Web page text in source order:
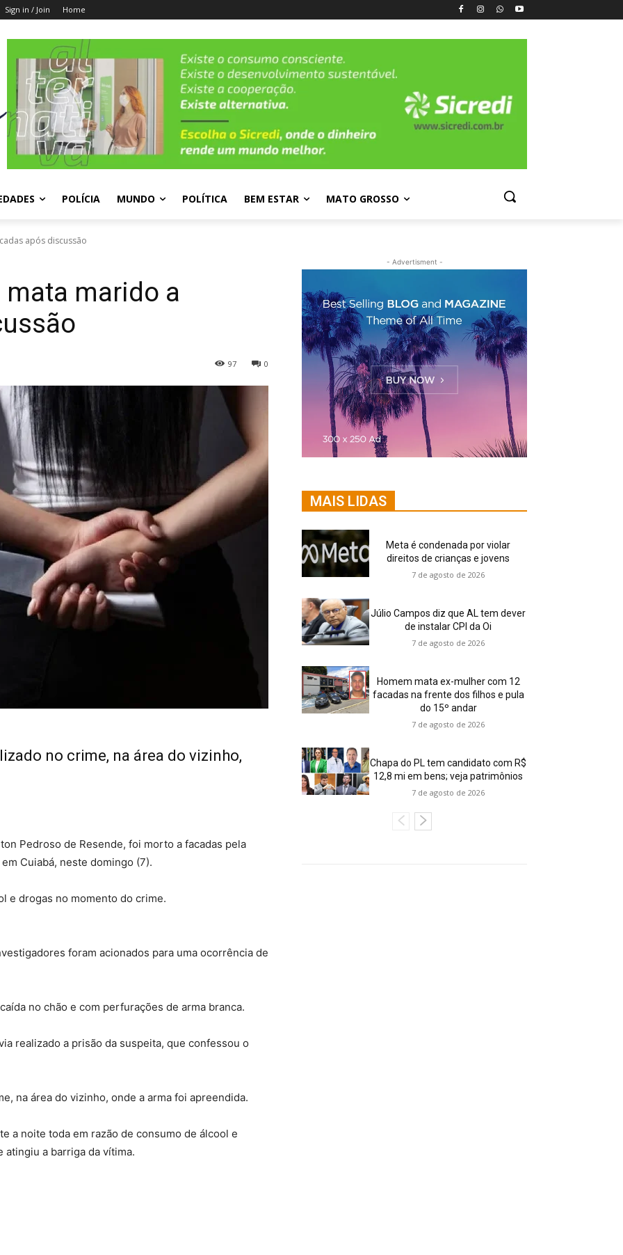
Sign in / Join Home
POLÍCIA MUNDO POLÍTICA BEM ESTAR MATO GROSSO
após discussão
marido a
0
97
no crime, na área do vizinho,
Pedroso de Resende, foi morto a facadas pela
Cuiabá, neste domingo (7).
e drogas no momento do crime.
foram acionados para uma ocorrência de
no chão e com perfurações de arma branca.
realizado a prisão da suspeita, que confessou o
na área do vizinho, onde a arma foi apreendida.
a noite toda em razão de consumo de álcool e
atingiu a barriga da vítima.
- Advertisment -
MAIS LIDAS
Meta é condenada por violar
direitos de crianças e jovens
7 de agosto de 2026
Júlio Campos diz que AL tem dever
de instalar CPI da Oi
7 de agosto de 2026
Homem mata ex-mulher com 12
facadas na frente dos filhos e pula
do 15º andar
7 de agosto de 2026
Chapa do PL tem candidato com R$
12,8 mi em bens; veja patrimônios
7 de agosto de 2026